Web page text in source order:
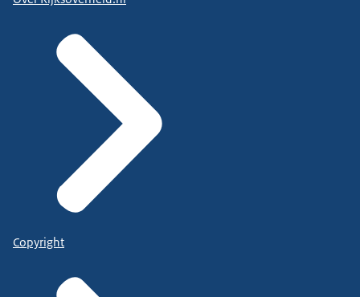
Copyright